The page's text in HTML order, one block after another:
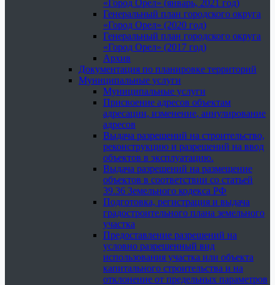
«Город Орел» (январь, 2021 год)
Генеральный план городского округа
«Город Орел» (2020 год)
Генеральный план городского округа
«Город Орел» (2017 год)
Архив
Документация по планировке территорий
Муниципальные услуги
Муниципальные услуги
Присвоение адресов объектам
адресации, изменение, аннулирование
адресов
Выдача разрешений на строительство,
реконструкцию и разрешений на ввод
объектов в эксплуатацию.
Выдача разрешений на размещение
объектов в соответствии со статьей
39.36 Земельного кодекса РФ
Подготовка, регистрация и выдача
градостроительного плана земельного
участка
Предоставление разрешений на
условно разрешенный вид
использования участка или объекта
капитального строительства и на
отклонение от предельных параметров